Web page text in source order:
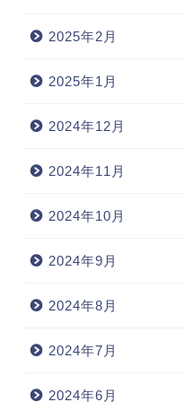
2025年2月
2025年1月
2024年12月
2024年11月
2024年10月
2024年9月
2024年8月
2024年7月
2024年6月